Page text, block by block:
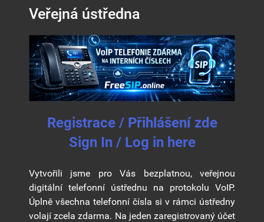
Veřejná ústředna
Registrace / Přihlášení zde
Sign In / Log in here
Vytvořili jsme pro Vás bezplatnou, veřejnou
digitální telefonní ústřednu na protokolu VoIP.
Úplně všechna telefonní čísla si v rámci ústředny
volají zcela zdarma. Na jeden zaregistrovaný účet